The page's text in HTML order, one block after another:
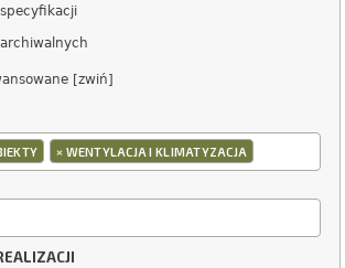
[zwiń]
× WENTYLACJA I KLIMATYZACJA